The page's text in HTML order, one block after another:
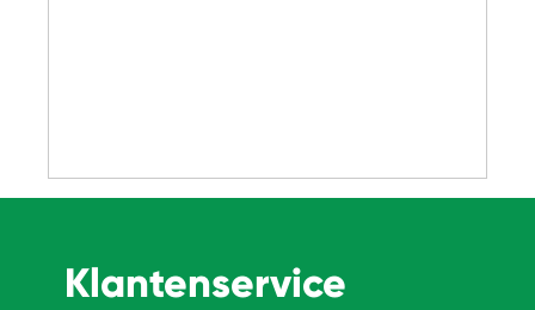
Klantenservice